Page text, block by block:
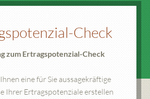
Check
zum Ertragspotenzial-Check
eine für Sie aussagekräftige
Ihrer Ertragspotenziale erstellen